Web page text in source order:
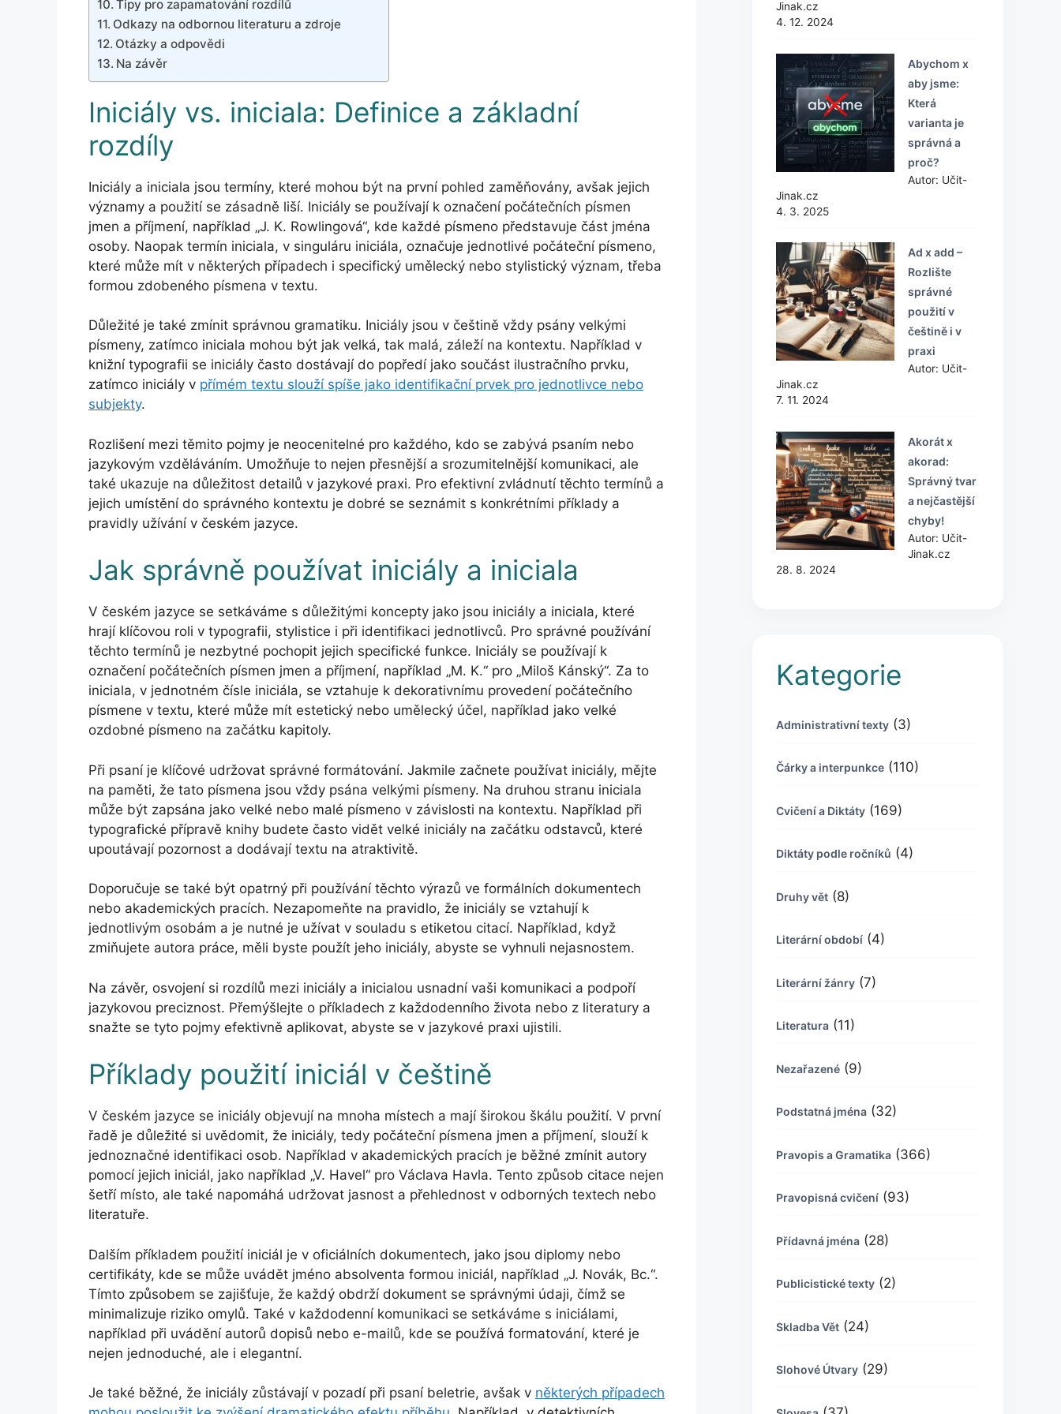
Tipy pro zapamatování rozdílů
Odkazy na odbornou literaturu a zdroje
Otázky a odpovědi
Na závěr
Iniciály vs. iniciala: Definice a základní
rozdíly
Iniciály a iniciala jsou termíny, které mohou být na první pohled zaměňovány, avšak jejich
významy a použití se zásadně liší. Iniciály se používají k označení počátečních písmen
jmen a příjmení, například „J. K. Rowlingová“, kde každé písmeno představuje část jména
osoby. Naopak termín iniciala, v singuláru iniciála, označuje jednotlivé počáteční písmeno,
které může mít v některých případech i specifický umělecký nebo stylistický význam, třeba
formou zdobeného písmena v textu.
Důležité je také zmínit správnou gramatiku. Iniciály jsou v češtině vždy psány velkými
písmeny, zatímco iniciala mohou být jak velká, tak malá, záleží na kontextu. Například v
knižní typografii se iniciály často dostávají do popředí jako součást ilustračního prvku,
zatímco iniciály v přímém textu slouží spíše jako identifikační prvek pro jednotlivce nebo
subjekty.
Rozlišení mezi těmito pojmy je neocenitelné pro každého, kdo se zabývá psaním nebo
jazykovým vzděláváním. Umožňuje to nejen přesnější a srozumitelnější komunikaci, ale
také ukazuje na důležitost detailů v jazykové praxi. Pro efektivní zvládnutí těchto termínů a
jejich umístění do správného kontextu je dobré se seznámit s konkrétními příklady a
pravidly užívání v českém jazyce.
Jak správně používat iniciály a iniciala
V českém jazyce se setkáváme s důležitými koncepty jako jsou iniciály a iniciala, které
hrají klíčovou roli v typografii, stylistice i při identifikaci jednotlivců. Pro správné používání
těchto termínů je nezbytné pochopit jejich specifické funkce. Iniciály se používají k
označení počátečních písmen jmen a příjmení, například „M. K.“ pro „Miloš Kánský“. Za to
iniciala, v jednotném čísle iniciála, se vztahuje k dekorativnímu provedení počátečního
písmene v textu, které může mít estetický nebo umělecký účel, například jako velké
ozdobné písmeno na začátku kapitoly.
Při psaní je klíčové udržovat správné formátování. Jakmile začnete používat iniciály, mějte
na paměti, že tato písmena jsou vždy psána velkými písmeny. Na druhou stranu iniciala
může být zapsána jako velké nebo malé písmeno v závislosti na kontextu. Například při
typografické přípravě knihy budete často vidět velké iniciály na začátku odstavců, které
upoutávají pozornost a dodávají textu na atraktivitě.
Doporučuje se také být opatrný při používání těchto výrazů ve formálních dokumentech
nebo akademických pracích. Nezapomeňte na pravidlo, že iniciály se vztahují k
jednotlivým osobám a je nutné je užívat v souladu s etiketou citací. Například, když
zmiňujete autora práce, měli byste použít jeho iniciály, abyste se vyhnuli nejasnostem.
Na závěr, osvojení si rozdílů mezi iniciály a inicialou usnadní vaši komunikaci a podpoří
jazykovou preciznost. Přemýšlejte o příkladech z každodenního života nebo z literatury a
snažte se tyto pojmy efektivně aplikovat, abyste se v jazykové praxi ujistili.
Příklady použití iniciál v češtině
V českém jazyce se iniciály objevují na mnoha místech a mají širokou škálu použití. V první
řadě je důležité si uvědomit, že iniciály, tedy počáteční písmena jmen a příjmení, slouží k
jednoznačné identifikaci osob. Například v akademických pracích je běžné zmínit autory
pomocí jejich iniciál, jako například „V. Havel“ pro Václava Havla. Tento způsob citace nejen
šetří místo, ale také napomáhá udržovat jasnost a přehlednost v odborných textech nebo
literatuře.
Dalším příkladem použití iniciál je v oficiálních dokumentech, jako jsou diplomy nebo
certifikáty, kde se může uvádět jméno absolventa formou iniciál, například „J. Novák, Bc.“.
Tímto způsobem se zajišťuje, že každý obdrží dokument se správnými údaji, čímž se
minimalizuje riziko omylů. Také v každodenní komunikaci se setkáváme s iniciálami,
například při uvádění autorů dopisů nebo e-mailů, kde se používá formatování, které je
nejen jednoduché, ale i elegantní.
Je také běžné, že iniciály zůstávají v pozadí při psaní beletrie, avšak v některých případech
Jinak.cz
4. 12. 2024
Abychom x
aby jsme:
Která
varianta je
správná a
proč?
Autor: Učit-
Jinak.cz
4. 3. 2025
Ad x add –
Rozlište
správné
použití v
češtině i v
praxi
Autor: Učit-
Jinak.cz
7. 11. 2024
Akorát x
akorad:
Správný tvar
a nejčastější
chyby!
Autor: Učit-
Jinak.cz
28. 8. 2024
Kategorie
Administrativní texty (3)
Čárky a interpunkce (110)
Cvičení a Diktáty (169)
Diktáty podle ročníků (4)
Druhy vět (8)
Literární období (4)
Literární žánry (7)
Literatura (11)
Nezařazené (9)
Podstatná jména (32)
Pravopis a Gramatika (366)
Pravopisná cvičení (93)
Přídavná jména (28)
Publicistické texty (2)
Skladba Vět (24)
Slohové Útvary (29)